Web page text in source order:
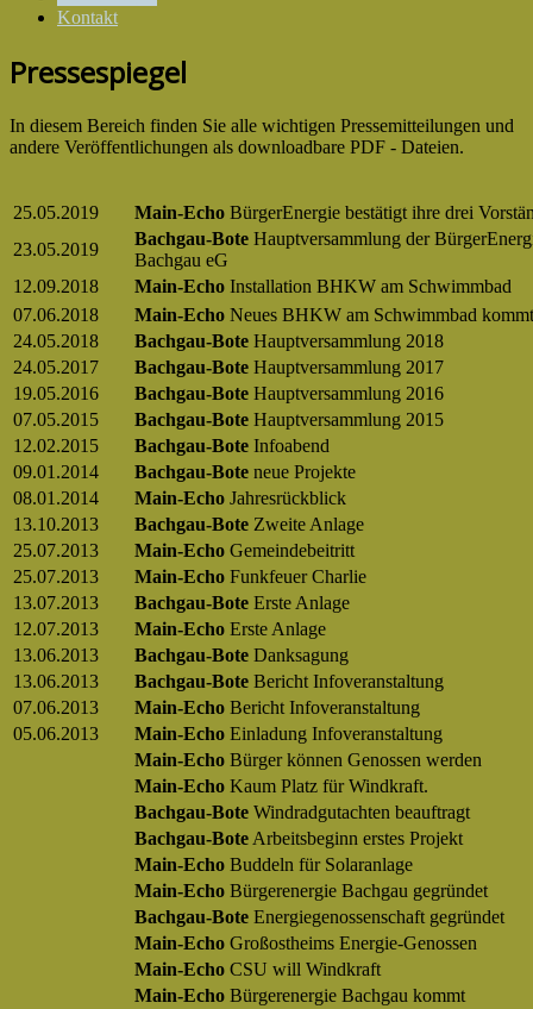
Kontakt
Pressespiegel
In diesem Bereich finden Sie alle wichtigen Pressemitteilungen und
andere Veröffentlichungen als downloadbare PDF - Dateien.
25.05.2019 Main-Echo BürgerEnergie bestätigt ihre drei
23.05.2019
Bachgau-Bote Hauptversammlung der
Bachgau eG
12.09.2018
Main-Echo Installation BHKW am Schwimmbad
07.06.2018
Main-Echo Neues BHKW am Schwimmbad kommt
24.05.2018
Bachgau-Bote Hauptversammlung 2018
24.05.2017
Bachgau-Bote Hauptversammlung 2017
19.05.2016
Bachgau-Bote Hauptversammlung 2016
07.05.2015
Bachgau-Bote Hauptversammlung 2015
12.02.2015
Bachgau-Bote Infoabend
09.01.2014
Bachgau-Bote neue Projekte
08.01.2014
Main-Echo Jahresrückblick
13.10.2013
Bachgau-Bote Zweite Anlage
25.07.2013
Main-Echo Gemeindebeitritt
25.07.2013
Main-Echo Funkfeuer Charlie
13.07.2013
Bachgau-Bote Erste Anlage
12.07.2013
Main-Echo Erste Anlage
13.06.2013
Bachgau-Bote Danksagung
13.06.2013
Bachgau-Bote Bericht Infoveranstaltung
07.06.2013
Main-Echo Bericht Infoveranstaltung
05.06.2013
Main-Echo Einladung Infoveranstaltung
Main-Echo Bürger können Genossen werden
Main-Echo Kaum Platz für Windkraft.
Bachgau-Bote Windradgutachten beauftragt
Bachgau-Bote Arbeitsbeginn erstes Projekt
Main-Echo Buddeln für Solaranlage
Main-Echo Bürgerenergie Bachgau gegründet
Bachgau-Bote Energiegenossenschaft gegründet
Main-Echo Großostheims Energie-Genossen
Main-Echo CSU will Windkraft
Main-Echo Bürgerenergie Bachgau kommt